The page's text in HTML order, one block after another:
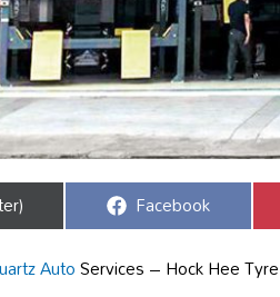
Share
on
Facebook
AutoServices – Hock Hee